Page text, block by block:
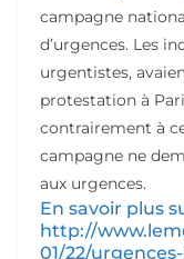
campagne
d’urgences. Les
urgentistes,
protestation à
contrairement à
campagne ne
aux urgences.
En savoir plus
http://
01/22/